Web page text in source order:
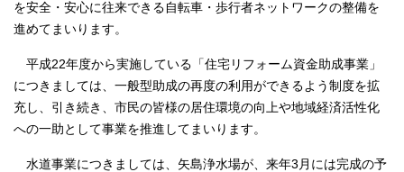
を安全・安心に往来できる自転車・歩行者ネットワークの整備を
進めてまいります。
平成22年度から実施している「住宅リフォーム資金助成事業」
につきましては、一般型助成の再度の利用ができるよう制度を拡
充し、引き続き、市民の皆様の居住環境の向上や地域経済活性化
への一助として事業を推進してまいります。
水道事業につきましては、矢島浄水場が、来年3月には完成の予